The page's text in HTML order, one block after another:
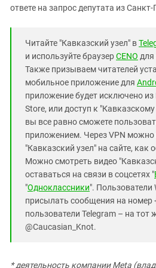
ответе на запрос депутата из Санкт-
Читайте "Кавказский узел" в
и используйте браузерCENO для
Также призываем читателей
мобильное приложение для
приложение будет исключено
Store, или доступ к
вы все равно сможете
приложением. Через VPN
"Кавказский узел" на сайте, как
Можно смотреть видео
оставаться на связи в соцсетях "
"Одноклассники". Пользователи
присылать сообщения на номер
пользователи Telegram – на тот
@Caucasian_Knot.
* деятельность компании Meta